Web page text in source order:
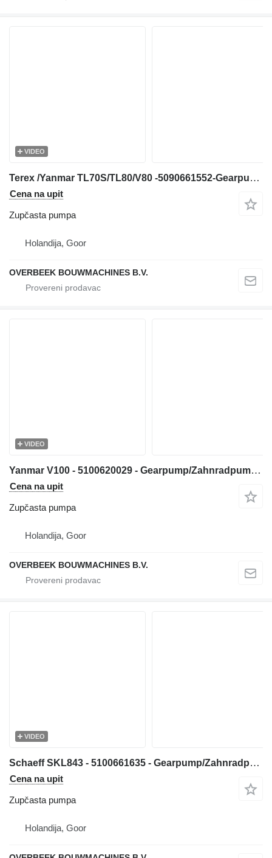
VIDEO
Terex /Yanmar TL70S/TL80/V80 -5090661552-Gearpump/Z zupčasta pumpa za prednjeg utovarivača
Cena na upit
Zupčasta pumpa
Holandija, Goor
OVERBEEK BOUWMACHINES B.V.
VIDEO
Yanmar V100 - 5100620029 - Gearpump/Zahnradpumpe zupčasta pumpa za prednjeg utovarivača
Cena na upit
Zupčasta pumpa
Holandija, Goor
OVERBEEK BOUWMACHINES B.V.
VIDEO
Schaeff SKL843 - 5100661635 - Gearpump/Zahnradpumpe zupčasta pumpa za prednjeg utovarivača
Cena na upit
Zupčasta pumpa
Holandija, Goor